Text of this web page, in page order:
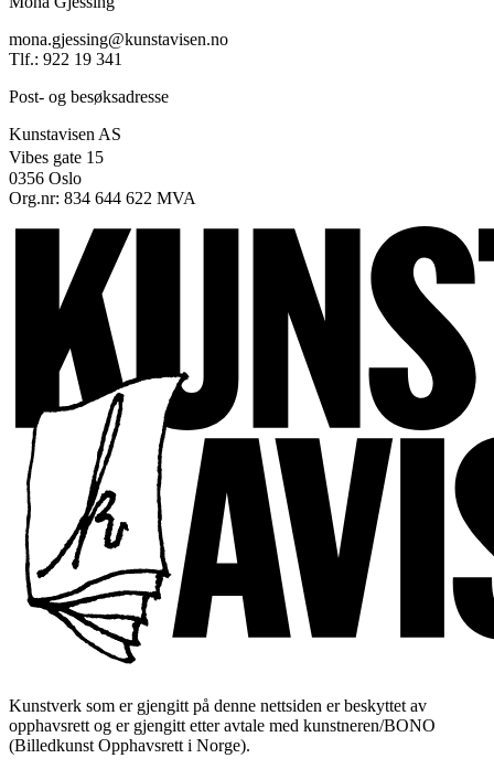
mona.gjessing@kunstavisen.no
Tlf.: 922 19 341
Post- og besøksadresse
Kunstavisen AS
Vibes gate 15
0356 Oslo
Org.nr: 834 644 622 MVA
Kunstverk som er gjengitt på denne nettsiden er beskyttet av
opphavsrett og er gjengitt etter avtale med kunstneren/BONO
(Billedkunst Opphavsrett i Norge).